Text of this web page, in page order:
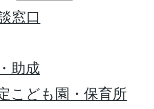
窓口
助成
こども園・保育所